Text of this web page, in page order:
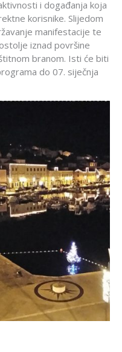
i događanja koja
korisnike. Slijedom
manifestacije te
iznad površine
branom. Isti će biti
do 07. siječnja